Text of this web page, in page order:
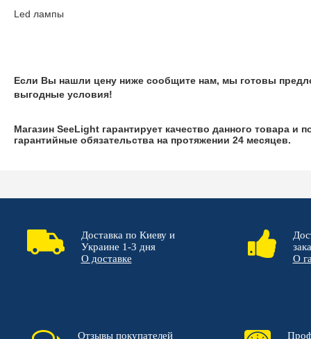
Led лампы
Если Вы нашли цену ниже сообщите нам, мы готовы
выгодные условия!
Магазин SeeLight гарантирует качество данного товара и
гарантийные обязательства на протяжении 24 месяцев.
Доставка по Киеву и
Украине 1-3 дня
О доставке
О
Отзывы покупателей